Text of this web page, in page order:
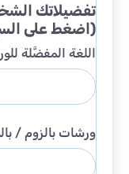
تفضيلاتك
(اضغط على
اللغة المفضَّلة
ورشات بالزوم /